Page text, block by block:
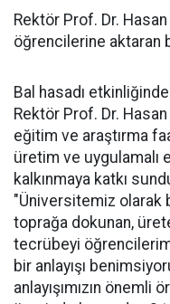
Rektör Prof. Dr.
öğrencilerine aktaran
Bal hasadı
Rektör Prof. Dr.
eğitim ve araştırma
üretim ve uygulamalı
kalkınmaya katkı
"Üniversitemiz olarak
toprağa dokunan,
tecrübeyi
bir anlayışı
anlayışımızın